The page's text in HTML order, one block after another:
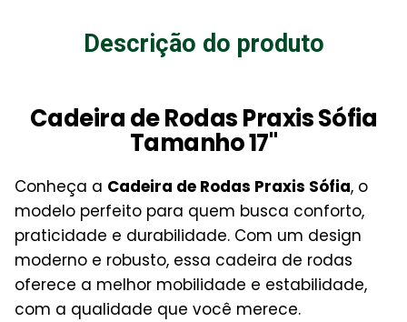
Descrição do produto
Cadeira de Rodas Praxis Sófia
Tamanho 17"
Conheça a Cadeira de Rodas Praxis Sófia, o
modelo perfeito para quem busca conforto,
praticidade e durabilidade. Com um design
moderno e robusto, essa cadeira de rodas
oferece a melhor mobilidade e estabilidade,
com a qualidade que você merece.